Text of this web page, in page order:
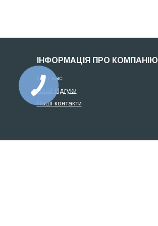
ІНФОРМАЦІЯ ПРО КОМПАНІЮ
Про нас
Наші відгуки
Наші контакти